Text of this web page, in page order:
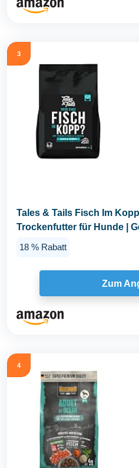
3
Tales & Tails Fisch Im
Trockenfutter für Hunde |
18 % Rabatt
Zum
4